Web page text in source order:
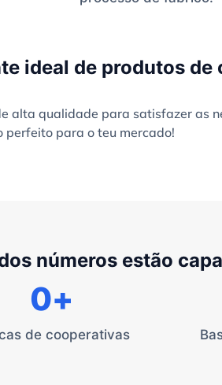
ideal de produtos de
alta qualidade para satisfazer as
perfeito para o teu mercado!
números estão
de cooperativas
0+